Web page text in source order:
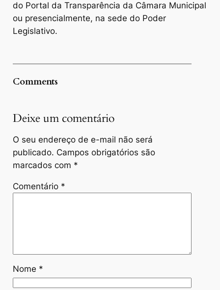
do Portal da Transparência da Câmara Municipal
ou presencialmente, na sede do Poder
Legislativo.
Comments
Deixe um comentário
O seu endereço de e-mail não será
publicado. Campos obrigatórios são
marcados com *
Comentário *
Nome *